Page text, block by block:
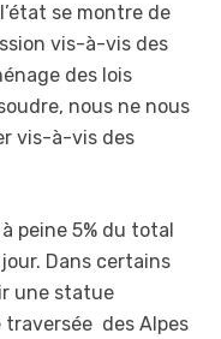
se montre de
vis-à-vis des
des lois
nous ne nous
vis-à-vis des
peine 5% du total
Dans certains
une statue
traversée des Alpes